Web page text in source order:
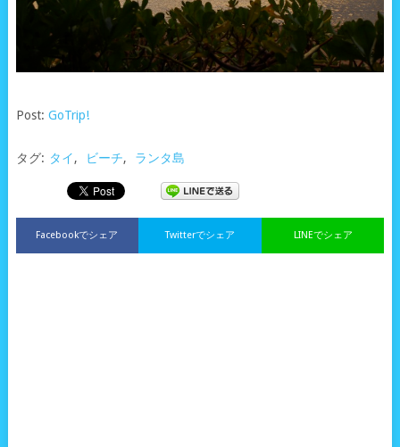
Post: GoTrip!
タグ: タイ, ビーチ, ランタ島
Facebookでシェア LINEでシェア
Twitterでシェア